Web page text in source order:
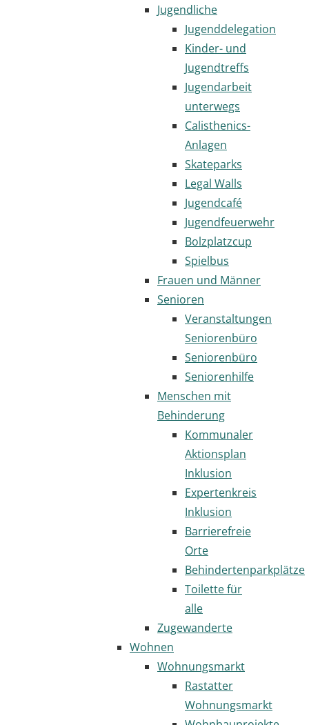
Jugendliche
Jugenddelegation
Kinder- und
Jugendtreffs
Jugendarbeit
unterwegs
Calisthenics-
Anlagen
Skateparks
Legal Walls
Jugendcafé
Jugendfeuerwehr
Bolzplatzcup
Spielbus
Frauen und Männer
Senioren
Veranstaltungen
Seniorenbüro
Seniorenbüro
Seniorenhilfe
Menschen mit
Behinderung
Kommunaler
Aktionsplan
Inklusion
Expertenkreis
Inklusion
Barrierefreie
Orte
Behindertenparkplätze
Toilette für
alle
Zugewanderte
Wohnen
Wohnungsmarkt
Rastatter
Wohnungsmarkt